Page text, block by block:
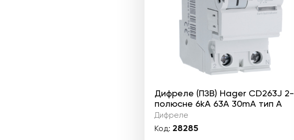
Дифреле (ПЗВ) Hager CD263J 2-
полюсне 6kА 63А 30mA тип А
Дифреле
Код: 28285